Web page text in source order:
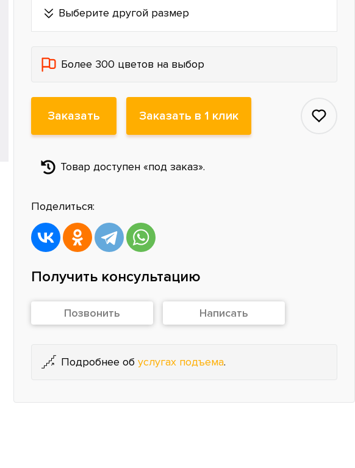
Выберите другой размер
Более 300 цветов на выбор
Заказать Заказать в 1 клик
Товар доступен «под заказ».
Поделиться:
Получить консультацию
Позвонить Написать
Подробнее об услугах подъема.